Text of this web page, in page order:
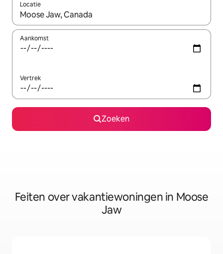
Locatie
Wanneer er suggesties beschikbaar zijn, maak je een keuze
Aankomst
Vertrek
Zoeken
Feiten over vakantiewoningen in Moose
Jaw